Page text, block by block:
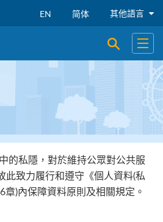
EN 简体 其他語言
開啟搜尋
開啟
的私隱，對於維持公眾對公共服
此致力履行和遵守《個人資料(私
章)內保障資料原則及相關規定。